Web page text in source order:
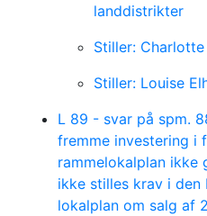
landdistrikter
Stiller:
Stiller: Louise
L 89 - svar på spm.
fremme investering i
rammelokalplan ikke
ikke stilles krav i
lokalplan om salg af